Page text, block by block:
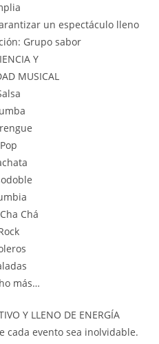
un espectáculo lleno
Grupo sabor
Y
MUSICAL
Chá
más…
Y LLENO DE ENERGÍA
cada evento sea inolvidable.